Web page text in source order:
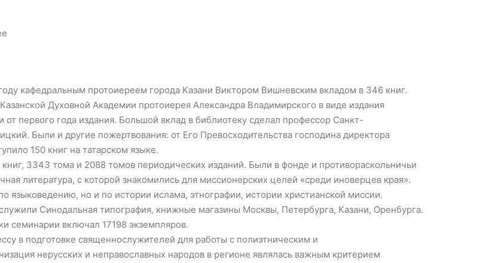
кафедральным протоиереем города Казани Виктором Вишневским вкладом в 346 книг.
Духовной Академии протоиерея Александра Владимирского в виде издания
первого года издания. Большой вклад в библиотеку сделал профессор Санкт-
Были и другие пожертвования: от Его Превосходительства господина директора
150 книг на татарском языке.
3343 тома и 2088 томов периодических изданий. Были в фонде и противораскольничьи
литература, с которой знакомились для миссионерских целей «среди иноверцев края».
языковедению, но и по истории ислама, этнографии, истории христианской миссии.
Синодальная типография, книжные магазины Москвы, Петербурга, Казани, Оренбурга.
семинарии включал 17198 экземпляров.
в подготовке священнослужителей для работы с полиэтническим и
нерусских и неправославных народов в регионе являлась важным критерием